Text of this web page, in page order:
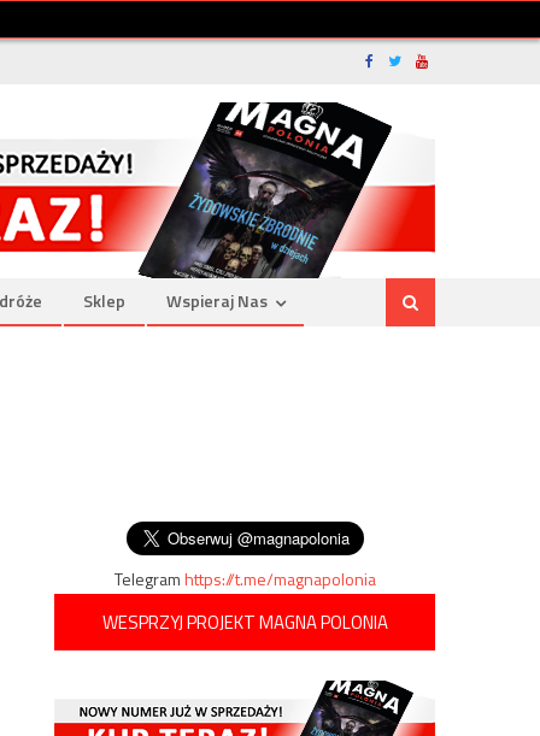
Sklep Wspieraj Nas
Telegramhttps://t.me/magnapolonia
WESPRZYJ PROJEKT MAGNA POLONIA